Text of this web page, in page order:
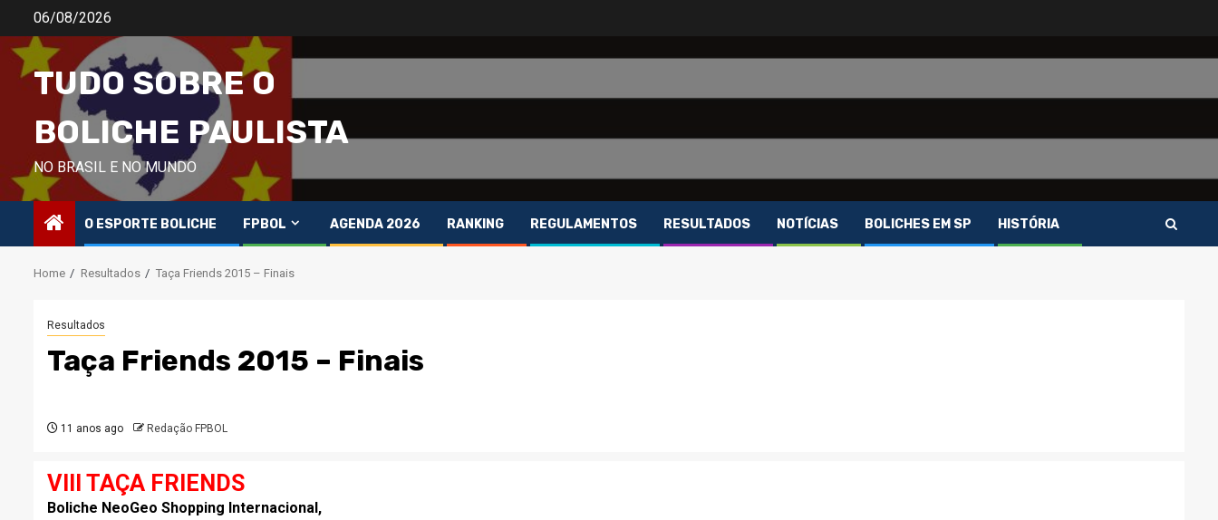
content
06/08/2026
TUDO SOBRE O
BOLICHE PAULISTA
NO BRASIL E NO MUNDO
O ESPORTE BOLICHE FPBOL AGENDA 2026 RANKING REGULAMENTOS RESULTADOS NOTÍCIAS BOLICHES EM SP HISTÓRIA
Home Resultados Taça Friends 2015 – Finais
Resultados
Taça Friends 2015 – Finais
11 anos ago Redação FPBOL
VIII TAÇA FRIENDS
Boliche NeoGeo Shopping Internacional,